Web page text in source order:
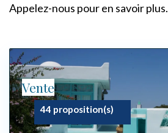
Appelez-nous pour en savoir plus.
Vente
44 proposition(s)